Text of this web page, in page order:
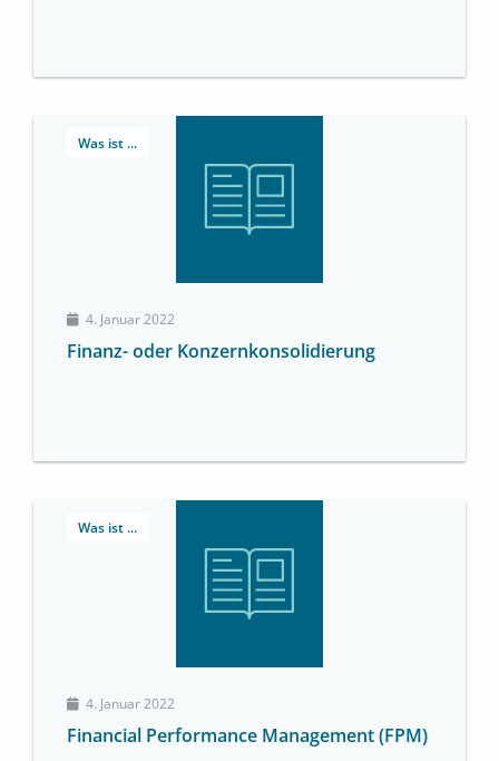
Was ist ...
4. Januar 2022
Finanz- oder Konzernkonsolidierung
Was ist ...
4. Januar 2022
Financial Performance Management (FPM)